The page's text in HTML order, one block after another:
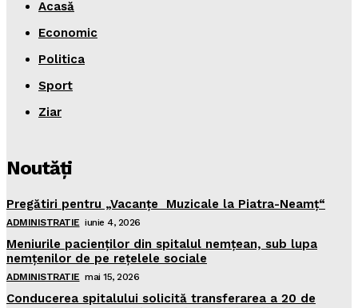
Acasă
Economic
Politica
Sport
Ziar
Noutăţi
Pregătiri pentru „Vacanţe Muzicale la Piatra-Neamţ“
ADMINISTRATIE iunie 4, 2026
Meniurile pacienţilor din spitalul nemţean, sub lupa
nemţenilor de pe reţelele sociale
ADMINISTRATIE mai 15, 2026
Conducerea spitalului solicită transferarea a 20 de